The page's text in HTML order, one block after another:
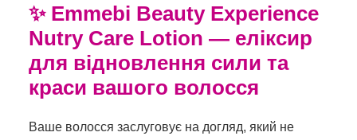
✨ Emmebi Beauty Experience
Nutry Care Lotion — еліксир
для відновлення сили та
краси вашого волосся
Ваше волосся заслуговує на догляд, який не